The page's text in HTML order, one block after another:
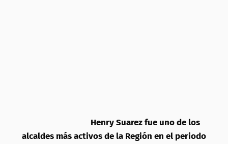
Henry Suarez fue uno de los
alcaldes más activos de la Región en el periodo